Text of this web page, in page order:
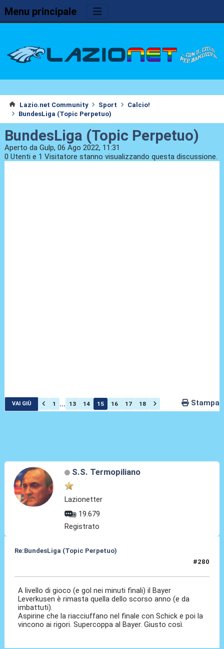
Menu principale
Lazio.net Community Sport
Calcio!
BundesLiga (Topic Perpetuo)
BundesLiga (Topic Perpetuo)
Aperto da Gulp, 06 Ago 2022, 11:31
0 Utenti e 1 Visitatore stanno visualizzando questa discussione.
VAI GIÙ 1 ... 13 14 15 16 17 18 Stampa
S.S. Termopiliano
Lazionetter
19.679
Registrato
Re:BundesLiga (Topic Perpetuo)
#280
A livello di gioco (e gol nei minuti finali) il Bayer
Leverkusen è rimasta quella dello scorso anno (e da
imbattuti).
Aspirine che la riacciuffano nel finale con Schick e poi la
vincono ai rigori. Supercoppa al Bayer. Giusto così.